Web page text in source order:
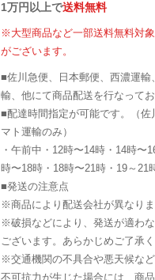
1万円以上で送料無料
※大型商品など一部送料無料対
がございます。
■佐川急便、日本郵便、西濃運輸
輸、他にて商品配送を行なってお
■配達時間指定が可能です。（佐
マト運輸のみ）
・午前中・12時〜14時・14時〜
時〜18時・18時〜21時・19～21
■発送の注意点
※商品により配送会社が異なりま
※破損などにより、発送が適わ
ございます。あらかじめご了承く
※交通機関の不具合や悪天候な
不可抗力が生じた場合には、商